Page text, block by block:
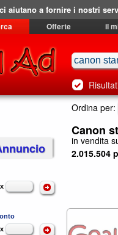
Offerte il
Ordina per:
Canon
in vendita
2.015.504
aiutano a fornire i nostri